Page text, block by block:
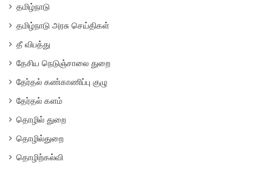
தமிழ்நாடு
தமிழ்நாடு அரசு செய்திகள்
தீ விபத்து
தேசிய நெடுஞ்சாலை துறை
தேர்தல் கண்காணிப்பு குழு
தேர்தல் களம்
தொழில் துறை
தொழில்துறை
தொழிற்கல்வி